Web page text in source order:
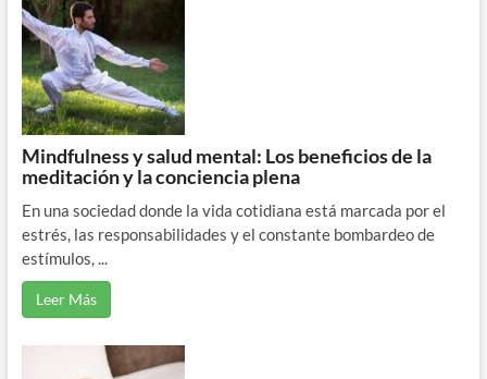
Mindfulness y salud mental: Los beneficios de la
meditación y la conciencia plena
En una sociedad donde la vida cotidiana está marcada por el
estrés, las responsabilidades y el constante bombardeo de
estímulos, ...
Leer Más